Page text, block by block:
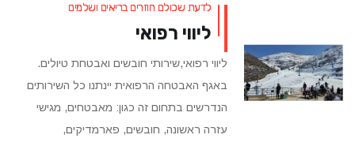
לדעת שכולם חוזרים בריאים ושלמים
ליווי רפואי
ליווי רפואי,שירותי חובשים ואבטחת טיולים.
באגף האבטחה הרפואית יינתנו כל השירותים
הנדרשים בתחום זה כגון: מאבטחים, מגישי
עזרה ראשונה, חובשים, פארמדיקים,